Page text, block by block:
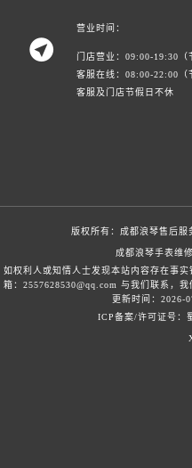

营业时间：
门店营业：09:00-19:30（
客服在线：08:00-22:00（
客服及门店节假日不休
版权所有： 成都浪琴售后服
成都浪琴手表维修
如权利人或知情人士发现本站内容存在事
箱：2557628530@qq.com 与我们联系，
更新时间：2026-
ICP备案/许可证号：